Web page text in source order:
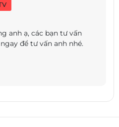
anh ạ, các bạn tư vấn
để tư vấn anh nhé.